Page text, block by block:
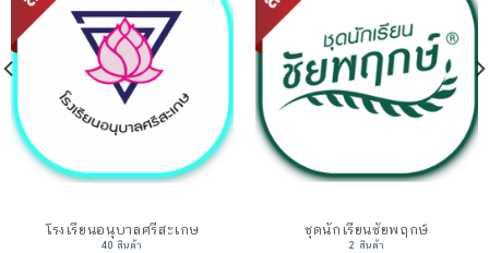
โรงเรียนอนุบาลศรีสะเกษ
40 สินค้า
ชุดนักเรียนชัยพฤกษ์
2 สินค้า